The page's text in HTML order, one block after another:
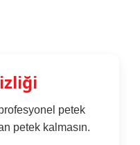
petek
petek kalmasın.